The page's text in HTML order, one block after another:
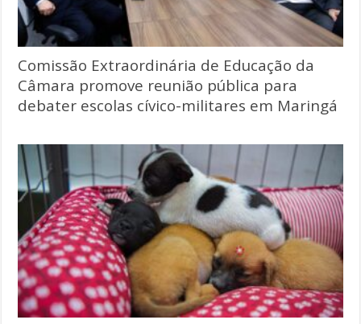
Comissão Extraordinária de Educação da
Câmara promove reunião pública para
debater escolas cívico-militares em Maringá